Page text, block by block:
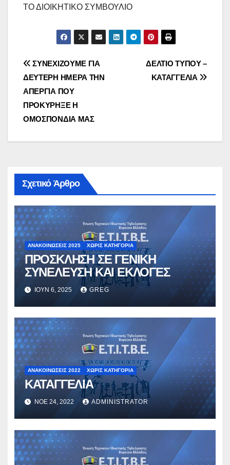
ΤΟ ΔΙΟΙΚΗΤΙΚΟ ΣΥΜΒΟΥΛΙΟ
Πλοήγηση
άρθρων
ΔΕΛΤΙΟ ΤΥΠΟΥ –
ΚΑΤΑΓΓΕΛΙΑ
ΣΥΝΕΧΙΖΟΥΜΕ ΓΙΑ
ΔΕΥΤΕΡΗ ΗΜΕΡΑ ΤΗΝ
ΑΠΕΡΓΙΑ ΠΟΥ
ΠΡΟΚΥΡΗΞΕ Η
ΟΜΟΣΠΟΝΔΙΑ ΜΑΣ
Σχετικό Άρθρο
ΑΝΑΚΟΙΝΏΣΕΙΣ 2025 ΧΩΡΊΣ ΚΑΤΗΓΟΡΊΑ
ΠΡΟΣΚΛΗΣΗ ΣΕ ΓΕΝΙΚΗ
ΣΥΝΕΛΕΥΣΗ ΚΑΙ ΕΚΛΟΓΕΣ
ΙΟΎΝ 6, 2025 GREG
ΑΝΑΚΟΙΝΏΣΕΙΣ 2022 ΧΩΡΊΣ ΚΑΤΗΓΟΡΊΑ
ΚΑΤΑΓΓΕΛΙΑ
ΝΟΈ 24, 2022 ADMINISTRATOR